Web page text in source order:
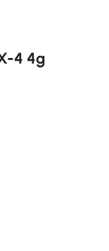
4 4g